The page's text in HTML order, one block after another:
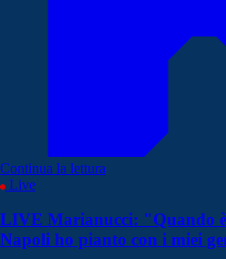
Continua la lettura
Live
LIVE Marianucci: "Quando
Napoli ho pianto con i miei